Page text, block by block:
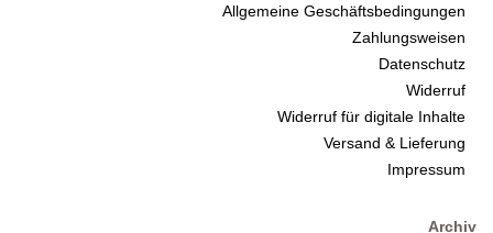
Allgemeine Geschäftsbedingungen
Zahlungsweisen
Datenschutz
Widerruf
Widerruf für digitale Inhalte
Versand & Lieferung
Impressum
Archiv